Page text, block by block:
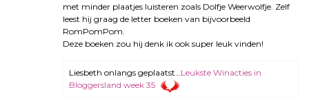
met minder plaatjes luisteren zoals Dolfje Weerwolfje. Zelf
leest hij graag de letter boeken van bijvoorbeeld
RomPomPom.
Deze boeken zou hij denk ik ook super leuk vinden!
Liesbeth onlangs geplaatst… Leukste Winacties in
Bloggersland week 35